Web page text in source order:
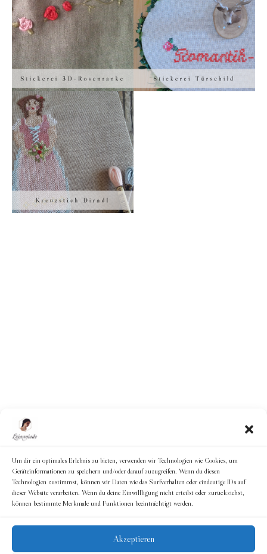
Um dir ein optimales Erlebnis zu bieten, verwenden wir Technologien wie Cookies, um
Geräteinformationen zu speichern und/oder darauf zuzugreifen. Wenn du diesen
Technologien zustimmst, können wir Daten wie das Surfverhalten oder eindeutige IDs auf
dieser Website verarbeiten. Wenn du deine Einwillligung nicht erteilst oder zurückziehst,
können bestimmte Merkmale und Funktionen beeinträchtigt werden.
Akzeptieren
© 2026Leimoniade